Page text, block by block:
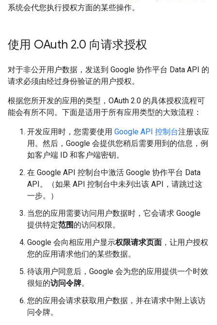
系统会代您执行授权方面的某些操作。
使用 OAuth 2.0 向请求授权
对于非公开用户数据，发送到 Google 协作平台 Data API 的
请求必须由经过身份验证的用户授权。
根据您所开发的应用的类型，OAuth 2.0 的具体授权流程可
能会有所不同。下面是适用于所有应用类型的大致流程：
开发应用时，您需要使用 Google API 控制台注册该应
用。然后，Google 会提供您稍后需要用到的信息，例
如客户端 ID 和客户端密钥。
在 Google API 控制台中激活 Google 协作平台 Data
API。（如果 API 控制台中未列出该 API，请跳过这
一步。）
当您的应用需要访问用户数据时，它会请求 Google
提供特定范围的访问权限。
Google 会向相应用户显示权限请求页面 ，让用户授权
您的应用请求他们的某些数据。
待该用户同意后，Google 会为您的应用提供一个时效
很短的访问令牌。
您的应用会请求获取用户数据，并在请求中附上该访
问令牌。